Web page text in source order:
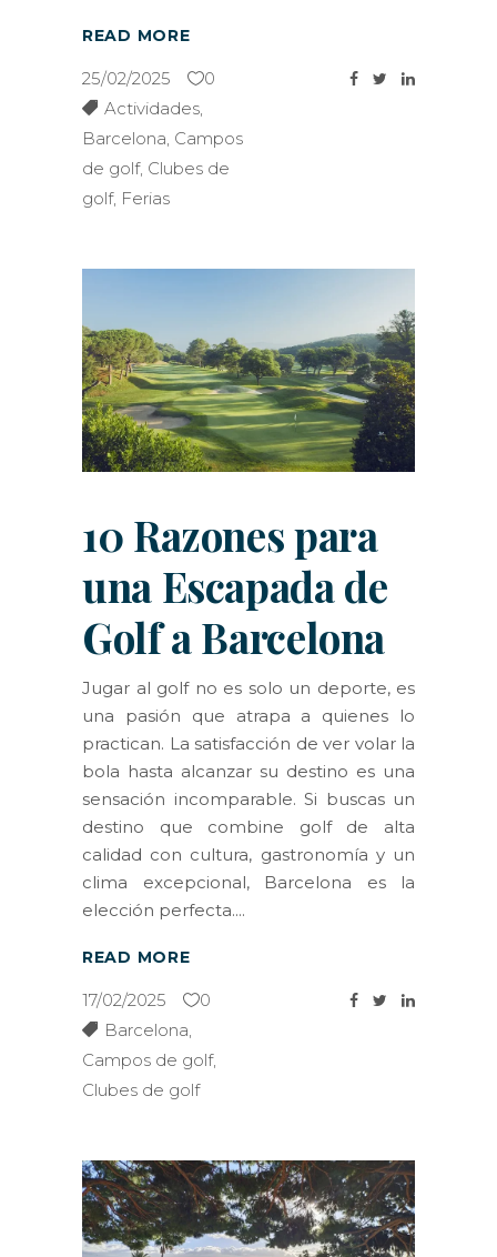
READ MORE
25/02/2025
0
Actividades,
Barcelona, Campos
de golf, Clubes de
golf, Ferias
10 Razones para
una Escapada de
Golf a Barcelona
Jugar al golf no es solo un deporte, es
una pasión que atrapa a quienes lo
practican. La satisfacción de ver volar la
bola hasta alcanzar su destino es una
sensación incomparable. Si buscas un
destino que combine golf de alta
calidad con cultura, gastronomía y un
clima excepcional, Barcelona es la
elección perfecta.
READ MORE
17/02/2025
0
Barcelona
Campos de golf,
Clubes de golf